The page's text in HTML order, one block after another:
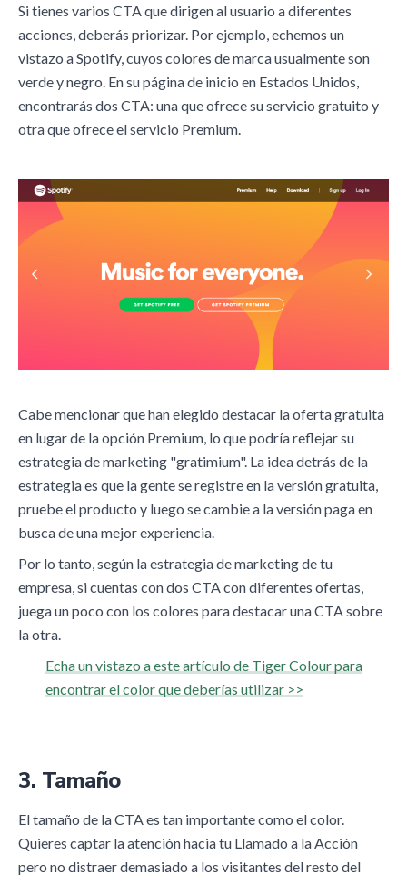
Si tienes varios CTA que dirigen al usuario a diferentes
acciones, deberás priorizar. Por ejemplo, echemos un
vistazo a Spotify, cuyos colores de marca usualmente son
verde y negro. En su página de inicio en Estados Unidos,
encontrarás dos CTA: una que ofrece su servicio gratuito y
otra que ofrece el servicio Premium.
Cabe mencionar que han elegido destacar la oferta gratuita
en lugar de la opción Premium, lo que podría reflejar su
estrategia de marketing "gratimium". La idea detrás de la
estrategia es que la gente se registre en la versión gratuita,
pruebe el producto y luego se cambie a la versión paga en
busca de una mejor experiencia.
Por lo tanto, según la estrategia de marketing de tu
empresa, si cuentas con dos CTA con diferentes ofertas,
juega un poco con los colores para destacar una CTA sobre
la otra.
Echa un vistazo a este artículo de Tiger Colour para
encontrar el color que deberías utilizar >>
3. Tamaño
El tamaño de la CTA es tan importante como el color.
Quieres captar la atención hacia tu Llamado a la Acción
pero no distraer demasiado a los visitantes del resto del